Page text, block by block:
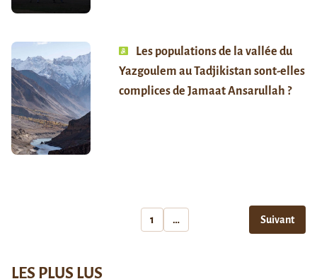
Les populations de la vallée du
Yazgoulem au Tadjikistan sont-elles
complices de Jamaat Ansarullah ?
1 … Suivant
LES PLUS LUS